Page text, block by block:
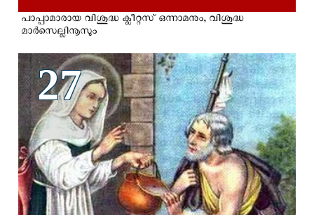
പാപ്പാമാരായ വിശുദ്ധ ക്ലീറ്റസ് ഒന്നാമനും, വിശുദ്ധ
മാര്‍സെല്ലിനൂസും
27